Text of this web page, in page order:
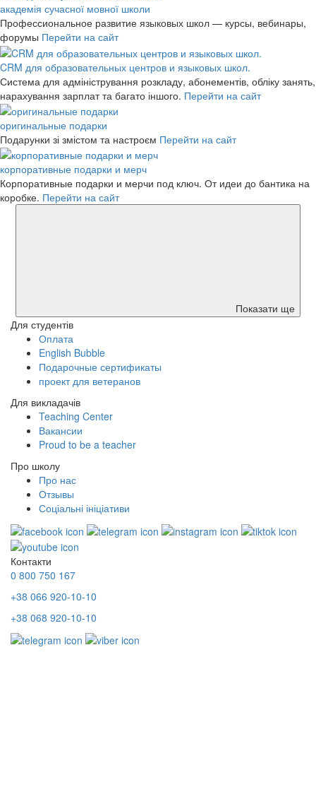
академія сучасної мовної школи
Профессиональное развитие языковых школ — курсы, вебинары,
форумы Перейти на сайт
CRM для образовательных центров и языковых школ.
Система для адміністрування розкладу, абонементів, обліку занять,
нарахування зарплат та багато іншого. Перейти на сайт
оригинальные подарки
Подарунки зі змістом та настроєм Перейти на сайт
корпоративные подарки и мерч
Корпоративные подарки и мерчи под ключ. От идеи до бантика на
коробке. Перейти на сайт
Показати ще
Для студентів
Оплата
English Bubble
Подарочные сертификаты
проект для ветеранов
Для викладачів
Teaching Center
Вакансии
Proud to be a teacher
Про школу
Про нас
Отзывы
Соціальні ініціативи
Контакти
0 800 750 167
+38 066 920-10-10
+38 068 920-10-10